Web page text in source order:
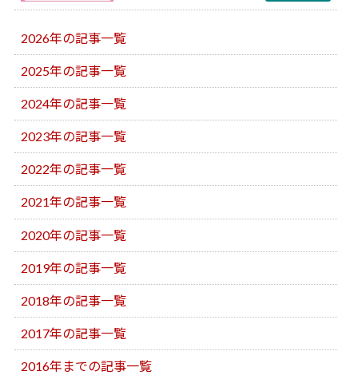
2026年の記事一覧
2025年の記事一覧
2024年の記事一覧
2023年の記事一覧
2022年の記事一覧
2021年の記事一覧
2020年の記事一覧
2019年の記事一覧
2018年の記事一覧
2017年の記事一覧
2016年までの記事一覧